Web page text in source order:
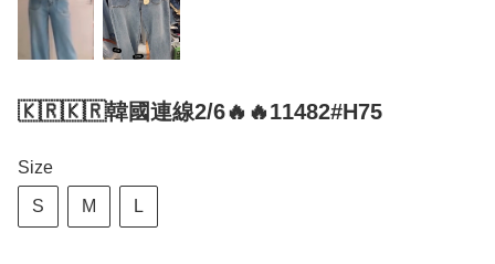
🇰🇷🇰🇷韓國連線2/6🔥🔥11482#H75
Size
S M L